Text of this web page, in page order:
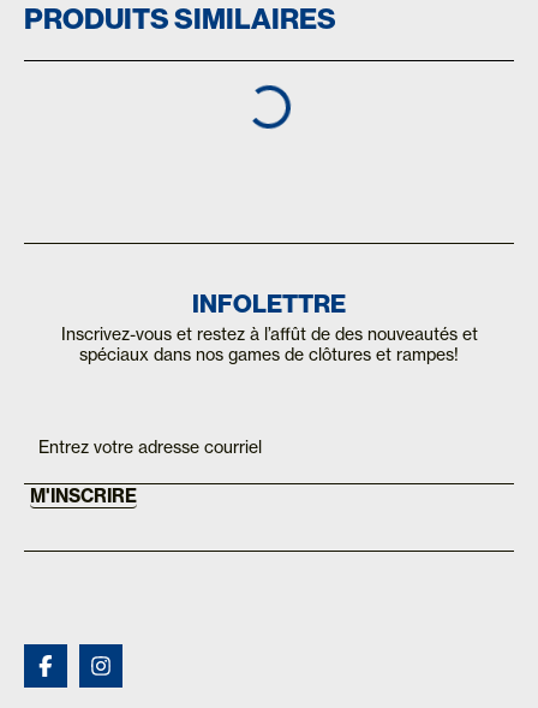
PRODUITS SIMILAIRES
INFOLETTRE
Inscrivez-vous et restez à l’affût de des nouveautés et
spéciaux dans nos games de clôtures et rampes!
Mailchimp
are
human,
this
field
M'INSCRIRE